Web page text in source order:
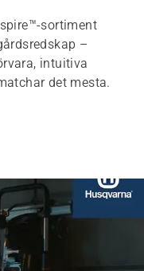
sortiment
–
intuitiva
det mesta.